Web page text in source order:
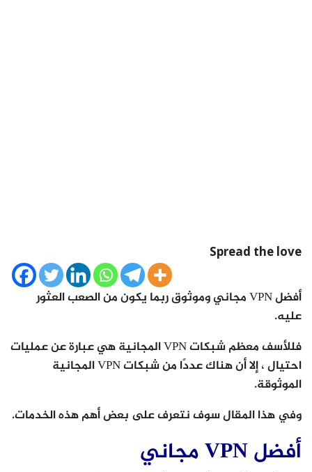
Spread the love
أفضل VPN مجاني وموثوق ربما يكون من الصعب العثور
عليه.
فللأسف معظم شبكات VPN المجانية هي عبارة عن عمليات
احتيال ، إلا أن هناك عددًا من شبكات VPN المجانية
الموثوقة.
وفي هذا المقال سوف نتعرف على بعض أهم هذه الخدمات.
أفضل VPN مجاني